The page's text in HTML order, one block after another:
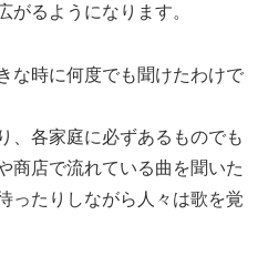
がるようになります。
な時に何度でも聞けたわけで
、各家庭に必ずあるものでも
商店で流れている曲を聞いた
ったりしながら人々は歌を覚